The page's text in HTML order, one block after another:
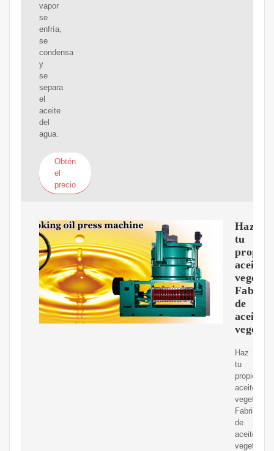
vapor
se
enfría,
se
condensa
y
se
separa
el
aceite
del
agua.
Obtén
el
precio
Haz
tu
propio
aceite
vegetal
de
aceite
vegetal
Haz
tu
propio
aceite
vegetal
de
aceite
vegetal